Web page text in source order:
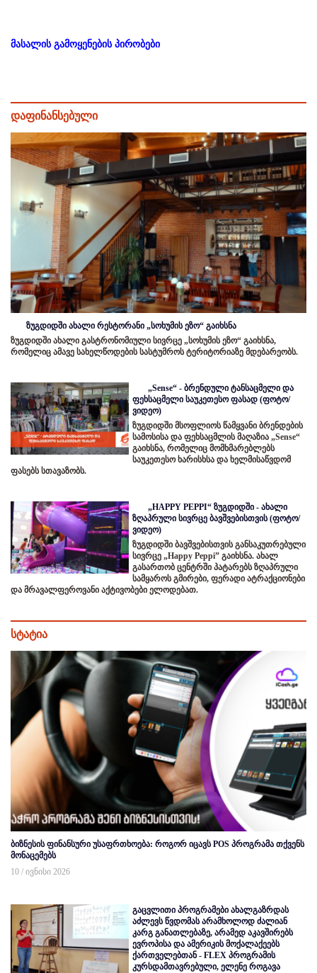
მასალის გამოყენების პირობები
დაფინანსებული
ზუგდიდში ახალი რესტორანი „სოხუმის ეზო“ გაიხსნა
ზუგდიდში ახალი გასტრონომიული სივრცე „სოხუმის ეზო“ გაიხსნა,
რომელიც ამავე სახელწოდების სასტუმროს ტერიტორიაზე მდებარეობს.
„Sense“ - ბრენდული ტანსაცმელი და
ფეხსაცმელი საუკეთესო ფასად (ფოტო/
ვიდეო)
ზუგდიდში მსოფლიოს წამყვანი ბრენდების
სამოსისა და ფეხსაცმლის მაღაზია „Sense“
გაიხსნა, რომელიც მომხმარებლებს
საუკეთესო ხარისხსა და ხელმისაწვდომ
ფასებს სთავაზობს.
„HAPPY PEPPI“ ზუგდიდში - ახალი
ზღაპრული სივრცე ბავშვებისთვის (ფოტო/
ვიდეო)
ზუგდიდში ბავშვებისთვის განსაკუთრებული
სივრცე „Happy Peppi” გაიხსნა. ახალ
გასართობ ცენტრში პატარებს ზღაპრული
სამყაროს გმირები, ფერადი ატრაქციონები
და მრავალფეროვანი აქტივობები ელოდებათ.
სტატია
ბიზნესის ფინანსური უსაფრთხოება: როგორ იცავს POS პროგრამა თქვენს
მონაცემებს
10 / ივნისი 2026
გაცვლითი პროგრამები ახალგაზრდას
აძლევს წვდომას არამხოლოდ ძალიან
კარგ განათლებაზე, არამედ აკავშირებს
ევროპისა და ამერიკის მოქალაქეებს
ქართველებთან - FLEX პროგრამის
კურსდამთავრებული, ელენე როგავა